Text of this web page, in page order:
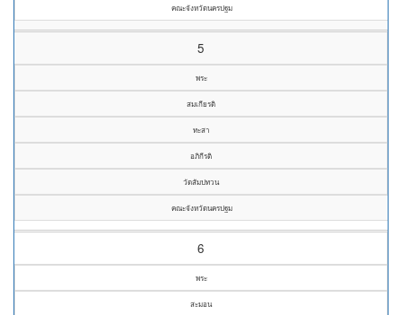
คณะจังหวัดนครปฐม
5
พระ
สมเกียรติ
ทะสา
อภิกีรติ
วัดสัมปทวน
คณะจังหวัดนครปฐม
6
พระ
สะมอน